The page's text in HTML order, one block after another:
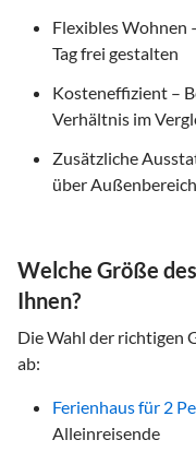
Flexibles Wohnen
Tag frei gestalten
Kosteneffizient –
Verhältnis im
Zusätzliche
über
Welche Größe
Ihnen?
Die Wahl der richtigen
ab:
Ferienhaus für 2
Alleinreisende